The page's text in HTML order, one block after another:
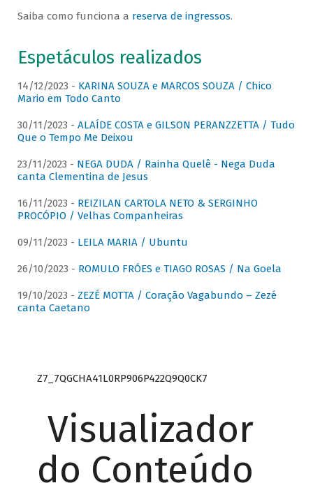
Saiba como funciona a reserva de ingressos.
Espetáculos realizados
14/12/2023 - KARINA SOUZA e MARCOS SOUZA / Chico
Mario em Todo Canto
30/11/2023 - ALAÍDE COSTA e GILSON PERANZZETTA / Tudo
Que o Tempo Me Deixou
23/11/2023 - NEGA DUDA / Rainha Quelê - Nega Duda
canta Clementina de Jesus
16/11/2023 - REIZILAN CARTOLA NETO & SERGINHO
PROCÓPIO / Velhas Companheiras
09/11/2023 - LEILA MARIA / Ubuntu
26/10/2023 - ROMULO FRÓES e TIAGO ROSAS / Na Goela
19/10/2023 - ZEZÉ MOTTA / Coração Vagabundo – Zezé
canta Caetano
Z7_7QGCHA41L0RP906P422Q9Q0CK7
Visualizador
do Conteúdo